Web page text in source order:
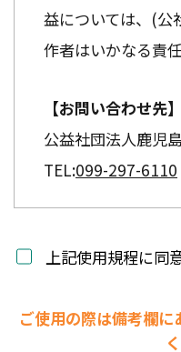
益については、(公
作者はいかなる責
【お問い合わせ先】
公益社団法人鹿児
TEL:099-297-6110
上記使用規程に同
ご使用の際は備考欄